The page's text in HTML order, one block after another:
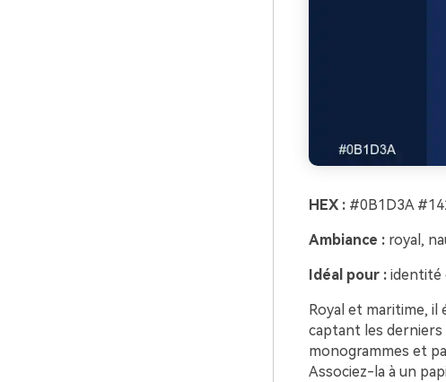
HEX :#0B1D3A
Ambiance :royal,
Idéal pour :identité
Royal et maritime, il
captant les
monogrammes et
Associez-la à un